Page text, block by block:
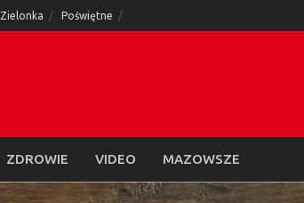
Zielonka Poświętne
ZDROWIE VIDEO MAZOWSZE